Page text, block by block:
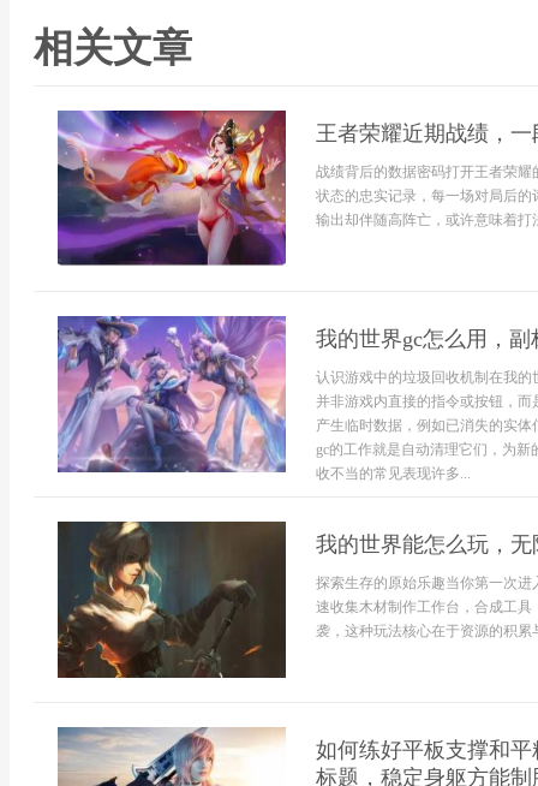
相关文章
王者荣耀近期战绩，
战绩背后的数据密码打开王者荣
状态的忠实记录，每一场对局后
输出却伴随高阵亡，或许意味着打
我的世界gc怎么用，
认识游戏中的垃圾回收机制在我
并非游戏内直接的指令或按钮，而
产生临时数据，例如已消失的实
gc的工作就是自动清理它们，为
收不当的常见表现许多...
我的世界能怎么玩，
探索生存的原始乐趣当你第一次
速收集木材制作工作台，合成工
袭，这种玩法核心在于资源的积
如何练好平板支撑和
标题，稳定身躯方能制